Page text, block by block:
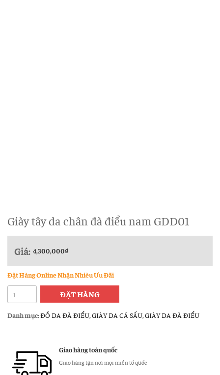
Giày tây da chân đà điểu nam GDD01
Giá: 4,300,000₫
Đặt Hàng Online Nhận Nhièu Ưu Đãi
Giày
tây
da
nam
GDD01
ĐẶT HÀNG
Danh mục:ĐỒ DA ĐÀ ĐIỂU,GIÀY DA CÁ SẤU,GIÀY DA ĐÀ ĐIỂU
Giao hàng toàn quốc
Giao hàng tận nơi mọi miền tổ quốc